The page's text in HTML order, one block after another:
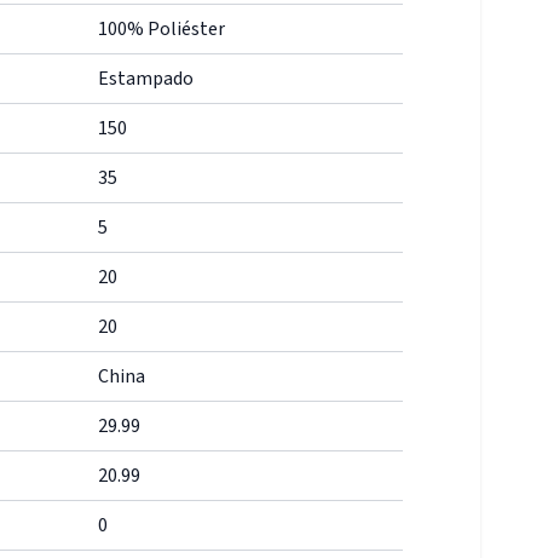
100% Poliéster
Estampado
150
35
5
20
20
China
29.99
20.99
0